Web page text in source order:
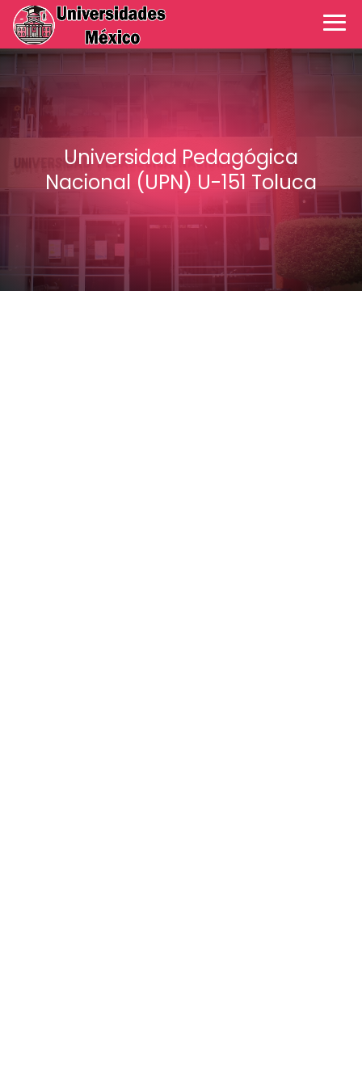
Universidad Pedagógica
Nacional (UPN) U-151 Toluca